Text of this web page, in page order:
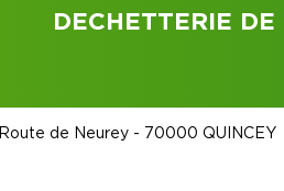
DECHETTERIE
Route de Neurey - 70000 QUINCEY